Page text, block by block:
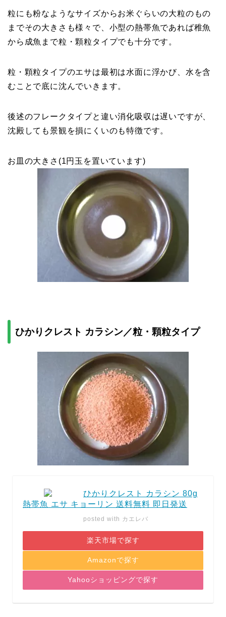
粒にも粉なようなサイズからお米ぐらいの大粒のもの
までその大きさも様々で、小型の熱帯魚であれば稚魚
から成魚まで粒・顆粒タイプでも十分です。
粒・顆粒タイプのエサは最初は水面に浮かび、水を含
むことで底に沈んでいきます。
後述のフレークタイプと違い消化吸収は遅いですが、
沈殿しても景観を損にくいのも特徴です。
お皿の大きさ(1円玉を置いています)
ひかりクレスト カラシン／粒・顆粒タイプ
ひかりクレスト カラシン 80g
熱帯魚 エサ キョーリン 送料無料 即日発送
posted with カエレバ
楽天市場で探す
Amazonで探す
Yahooショッピングで探す